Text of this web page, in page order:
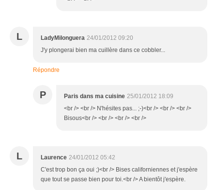
L LadyMilonguera 24/01/2012 09:20
J'y plongerai bien ma cuillère dans ce cobbler...
Répondre
P Paris dans ma cuisine 25/01/2012 18:09
<br /> <br /> N'hésites pas... ;-)<br /> <br /> <br />
Bisous<br /> <br /> <br /> <br />
L Laurence 24/01/2012 05:42
C'est trop bon ça oui ;)<br /> Bises californiennes et j'espère
que tout se passe bien pour toi.<br /> A bientôt j'espère.